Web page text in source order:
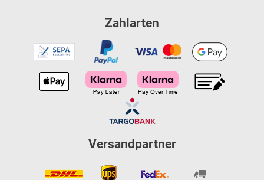
Zahlarten
Versandpartner